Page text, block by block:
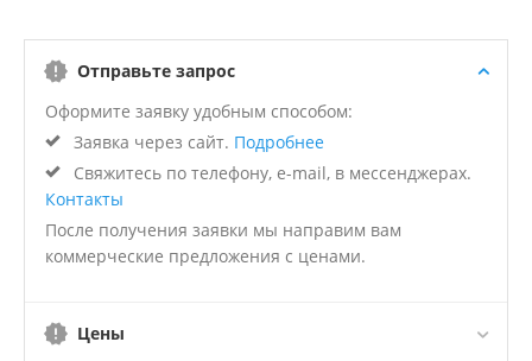
Отправьте запрос
Оформите заявку удобным способом:
Заявка через сайт. Подробнее
Свяжитесь по телефону, e-mail, в мессенджерах.
Контакты
После получения заявки мы направим вам
коммерческие предложения с ценами.
Цены